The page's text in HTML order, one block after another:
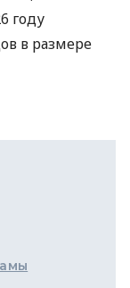
году
в размере